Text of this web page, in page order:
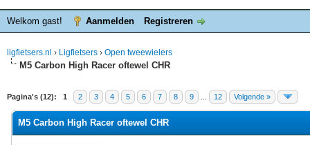
Welkom gast! Aanmelden Registreren
ligfietsers.nl › Ligfietsers › Open tweewielers
M5 Carbon High Racer oftewel CHR
Pagina's (12): 1 2 3 4 5 6 7 8 9 12 Volgende »
waardering is 0
M5 Carbon High Racer oftewel CHR